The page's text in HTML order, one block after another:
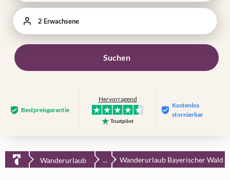
2 Erwachsene
Suchen
Bestpreis­garantie
Hervorragend
Trustpilot
Kostenlos
stornierbar
Wanderurlaub ... Wanderurlaub Bayerischer Wald